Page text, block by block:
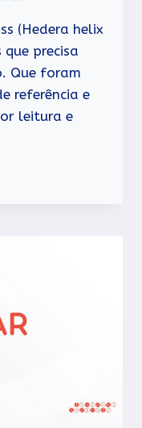
(Hedera helix
precisa
Que foram
referência e
leitura e